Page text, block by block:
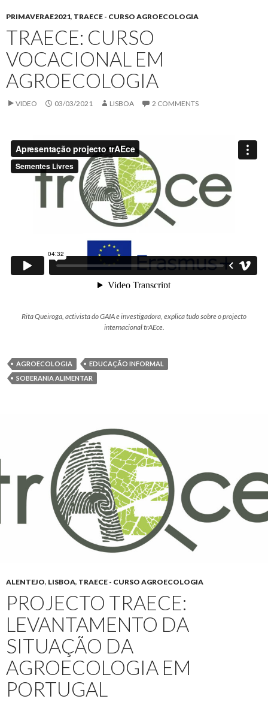
PRIMAVERAE2021, TRAECE - CURSO AGROECOLOGIA
TRAECE: CURSO
VOCACIONAL EM
AGROECOLOGIA
VIDEO 03/03/2021 LISBOA 2 COMMENTS
Rita Queiroga, activista do GAIA e investigadora, explica tudo sobre o projecto
internacional trAEce.
AGROECOLOGIA
EDUCAÇÃO INFORMAL
SOBERANIA ALIMENTAR
ALENTEJO, LISBOA, TRAECE - CURSO AGROECOLOGIA
PROJECTO TRAECE:
LEVANTAMENTO DA
SITUAÇÃO DA
AGROECOLOGIA EM
PORTUGAL